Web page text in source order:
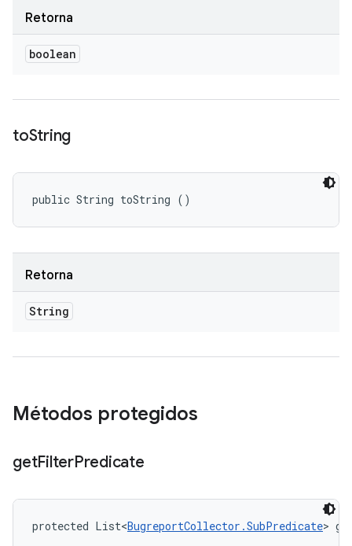
Retorna
boolean
toString
public String toString ()
Retorna
String
Métodos protegidos
getFilterPredicate
protected List<BugreportCollector.SubPredicate>